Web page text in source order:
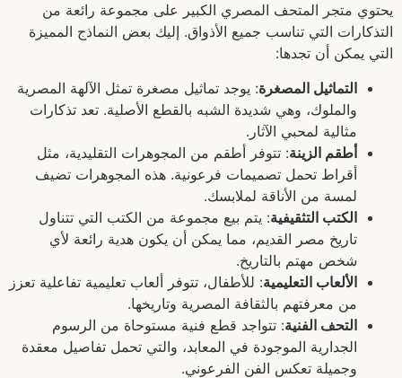
يحتوي متجر المتحف المصري الكبير على مجموعة رائعة من
التذكارات التي تناسب جميع الأذواق. إليك بعض النماذج المميزة
التي يمكن أن تجدها:
التماثيل المصغرة: يوجد تماثيل مصغرة تمثل الآلهة المصرية
والملوك، وهي شديدة الشبه بالقطع الأصلية. تعد تذكارات
مثالية لمحبي الآثار.
أطقم الزينة: تتوفر أطقم من المجوهرات التقليدية، مثل
أقراط تحمل تصميمات فرعونية. هذه المجوهرات تضيف
لمسة من الأناقة لملابسك.
الكتب التثقيفية: يتم بيع مجموعة من الكتب التي تتناول
تاريخ مصر القديم، مما يمكن أن يكون هدية رائعة لأي
شخص مهتم بالتاريخ.
الألعاب التعليمية: للأطفال، تتوفر ألعاب تعليمية تفاعلية تعزز
من معرفتهم بالثقافة المصرية وتاريخها.
التحف الفنية: تتواجد قطع فنية مستوحاة من الرسوم
الجدارية الموجودة في المعابد، والتي تحمل تفاصيل معقدة
وجميلة تعكس الفن الفرعوني.